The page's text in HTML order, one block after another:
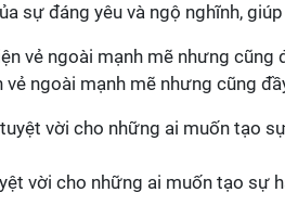
sự đáng yêu và ngộ nghĩnh,
ngoài mạnh mẽ nhưng cũng
vời cho những ai muốn tạo sự